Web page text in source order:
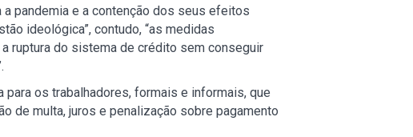
pandemia e a contenção dos seus efeitos
ideológica”, contudo, “as medidas
ruptura do sistema de crédito sem conseguir
os trabalhadores, formais e informais, que
de multa, juros e penalização sobre pagamento